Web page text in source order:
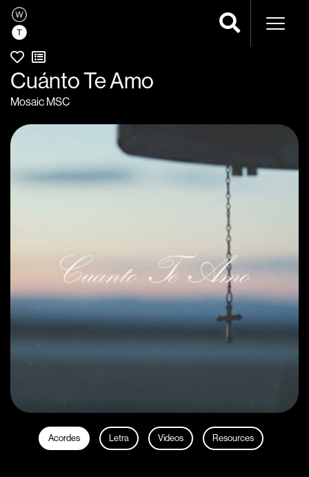
Cuánto Te Amo
Mosaic MSC
Acordes Letra Videos Resources